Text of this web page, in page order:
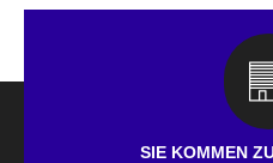
SIE KOMMEN